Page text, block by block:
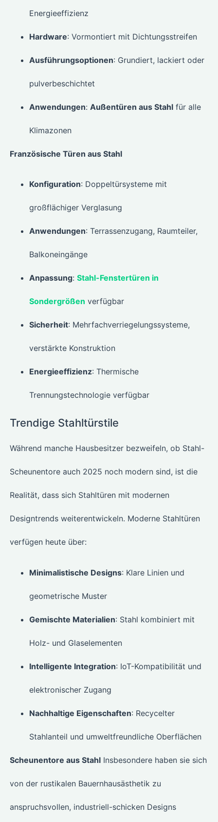
Energieeffizienz
Hardware: Vormontiert mit Dichtungsstreifen
Ausführungsoptionen: Grundiert, lackiert oder
pulverbeschichtet
Anwendungen: Außentüren aus Stahl für alle
Klimazonen
Französische Türen aus Stahl
Konfiguration: Doppeltürsysteme mit
großflächiger Verglasung
Anwendungen: Terrassenzugang, Raumteiler,
Balkoneingänge
Anpassung: Stahl-Fenstertüren in
Sondergrößen verfügbar
Sicherheit: Mehrfachverriegelungssysteme,
verstärkte Konstruktion
Energieeffizienz: Thermische
Trennungstechnologie verfügbar
Trendige Stahltürstile
Während manche Hausbesitzer bezweifeln, ob Stahl-
Scheunentore auch 2025 noch modern sind, ist die
Realität, dass sich Stahltüren mit modernen
Designtrends weiterentwickeln. Moderne Stahltüren
verfügen heute über:
Minimalistische Designs: Klare Linien und
geometrische Muster
Gemischte Materialien: Stahl kombiniert mit
Holz- und Glaselementen
Intelligente Integration: IoT-Kompatibilität und
elektronischer Zugang
Nachhaltige Eigenschaften: Recycelter
Stahlanteil und umweltfreundliche Oberflächen
Scheunentore aus Stahl Insbesondere haben sie sich
von der rustikalen Bauernhausästhetik zu
anspruchsvollen, industriell-schicken Designs